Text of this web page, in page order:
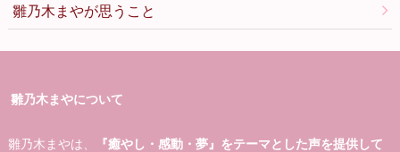
雛乃木まやが思うこと
雛乃木まやについて
雛乃木まやは、
『癒やし・感動・夢』をテーマとした声を提供して